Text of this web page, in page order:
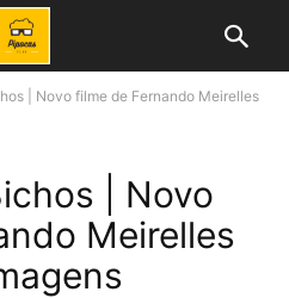
| Novo filme de Fernando Meirelles
| Novo
Meirelles